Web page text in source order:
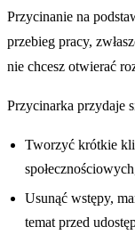
Przycinanie na
przebieg pracy,
nie chcesz otwierać
Przycinarka przydaje
Tworzyć krótkie
Usunąć wstępy,
temat przed